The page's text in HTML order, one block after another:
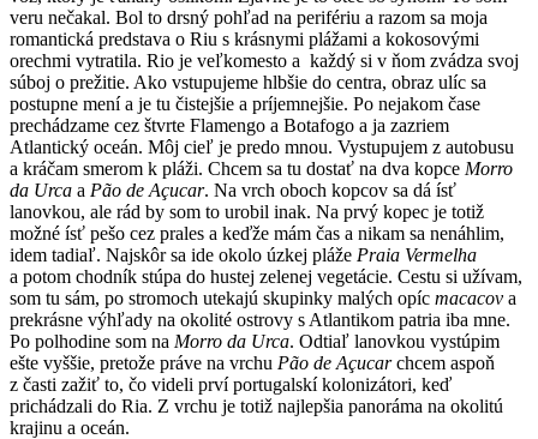
veru nečakal. Bol to drsný pohľad na perifériu a razom sa moja
romantická predstava o Riu s krásnymi plážami a kokosovými
orechmi vytratila. Rio je veľkomesto a každý si v ňom zvádza svoj
súboj o prežitie. Ako vstupujeme hlbšie do centra, obraz ulíc sa
postupne mení a je tu čistejšie a príjemnejšie. Po nejakom čase
prechádzame cez štvrte Flamengo a Botafogo a ja zazriem
Atlantický oceán. Môj cieľ je predo mnou. Vystupujem z autobusu
a kráčam smerom k pláži. Chcem sa tu dostať na dva kopce Morro
da Urca a Pão de Açucar. Na vrch oboch kopcov sa dá ísť
lanovkou, ale rád by som to urobil inak. Na prvý kopec je totiž
možné ísť pešo cez prales a keďže mám čas a nikam sa nenáhlim,
idem tadiaľ. Najskôr sa ide okolo úzkej pláže Praia Vermelha
a potom chodník stúpa do hustej zelenej vegetácie. Cestu si užívam,
som tu sám, po stromoch utekajú skupinky malých opíc macacov a
prekrásne výhľady na okolité ostrovy s Atlantikom patria iba mne.
Po polhodine som na Morro da Urca. Odtiaľ lanovkou vystúpim
ešte vyššie, pretože práve na vrchu Pão de Açucarchcem aspoň
z časti zažiť to, čo videli prví portugalskí kolonizátori, keď
prichádzali do Ria. Z vrchu je totiž najlepšia panoráma na okolitú
krajinu a oceán.